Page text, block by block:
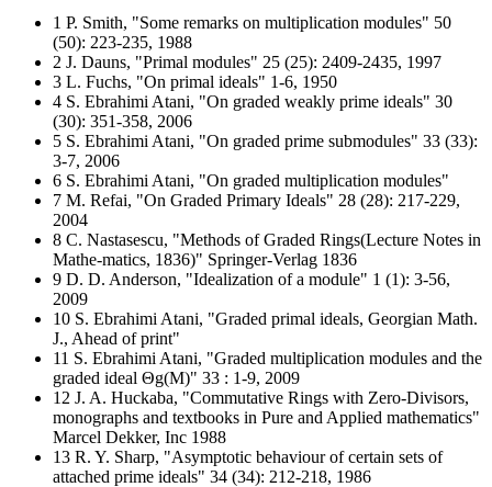
1 P. Smith, "Some remarks on multiplication modules" 50
(50): 223-235, 1988
2 J. Dauns, "Primal modules" 25 (25): 2409-2435, 1997
3 L. Fuchs, "On primal ideals" 1-6, 1950
4 S. Ebrahimi Atani, "On graded weakly prime ideals" 30
(30): 351-358, 2006
5 S. Ebrahimi Atani, "On graded prime submodules" 33 (33):
3-7, 2006
6 S. Ebrahimi Atani, "On graded multiplication modules"
7 M. Refai, "On Graded Primary Ideals" 28 (28): 217-229,
2004
8 C. Nastasescu, "Methods of Graded Rings(Lecture Notes in
Mathe-matics, 1836)" Springer-Verlag 1836
9 D. D. Anderson, "Idealization of a module" 1 (1): 3-56,
2009
10 S. Ebrahimi Atani, "Graded primal ideals, Georgian Math.
J., Ahead of print"
11 S. Ebrahimi Atani, "Graded multiplication modules and the
graded ideal Θg(M)" 33 : 1-9, 2009
12 J. A. Huckaba, "Commutative Rings with Zero-Divisors,
monographs and textbooks in Pure and Applied mathematics"
Marcel Dekker, Inc 1988
13 R. Y. Sharp, "Asymptotic behaviour of certain sets of
attached prime ideals" 34 (34): 212-218, 1986